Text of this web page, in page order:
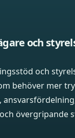
och
och
behöver mer
övergripande